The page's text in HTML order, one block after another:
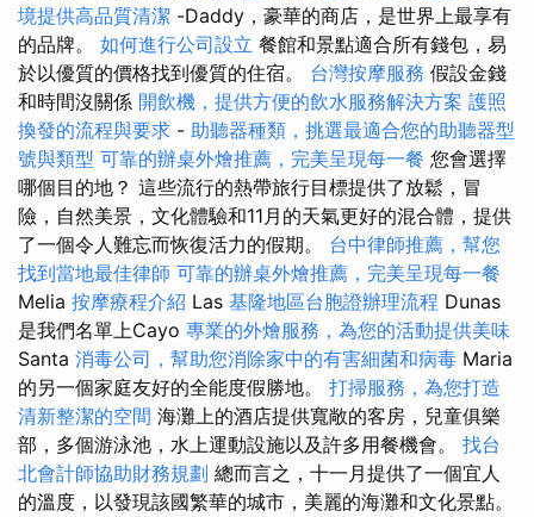
境提供高品質清潔 -Daddy，豪華的商店，是世界上最享有
的品牌。 如何進行公司設立 餐館和景點適合所有錢包，易
於以優質的價格找到優質的住宿。 台灣按摩服務 假設金錢
和時間沒關係 開飲機，提供方便的飲水服務解決方案 護照
換發的流程與要求 - 助聽器種類，挑選最適合您的助聽器型
號與類型 可靠的辦桌外燴推薦，完美呈現每一餐 您會選擇
哪個目的地？ 這些流行的熱帶旅行目標提供了放鬆，冒
險，自然美景，文化體驗和11月的天氣更好的混合體，提供
了一個令人難忘而恢復活力的假期。 台中律師推薦，幫您
找到當地最佳律師 可靠的辦桌外燴推薦，完美呈現每一餐
Melia 按摩療程介紹 Las 基隆地區台胞證辦理流程 Dunas
是我們名單上Cayo 專業的外燴服務，為您的活動提供美味
Santa 消毒公司，幫助您消除家中的有害細菌和病毒 Maria
的另一個家庭友好的全能度假勝地。 打掃服務，為您打造
清新整潔的空間 海灘上的酒店提供寬敞的客房，兒童俱樂
部，多個游泳池，水上運動設施以及許多用餐機會。 找台
北會計師協助財務規劃 總而言之，十一月提供了一個宜人
的溫度，以發現該國繁華的城市，美麗的海灘和文化景點。